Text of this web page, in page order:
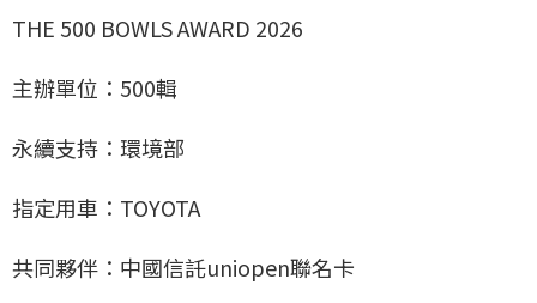
THE 500 BOWLS AWARD 2026
主辦單位：500輯
永續支持：環境部
指定用車：TOYOTA
共同夥伴：中國信託uniopen聯名卡